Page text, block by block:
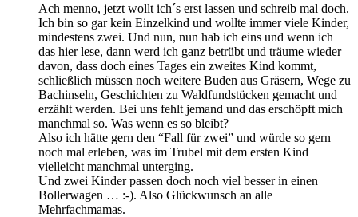
Ach menno, jetzt wollt ich´s erst lassen und schreib mal doch.
Ich bin so gar kein Einzelkind und wollte immer viele Kinder,
mindestens zwei. Und nun, nun hab ich eins und wenn ich
das hier lese, dann werd ich ganz betrübt und träume wieder
davon, dass doch eines Tages ein zweites Kind kommt,
schließlich müssen noch weitere Buden aus Gräsern, Wege zu
Bachinseln, Geschichten zu Waldfundstücken gemacht und
erzählt werden. Bei uns fehlt jemand und das erschöpft mich
manchmal so. Was wenn es so bleibt?
Also ich hätte gern den “Fall für zwei” und würde so gern
noch mal erleben, was im Trubel mit dem ersten Kind
vielleicht manchmal unterging.
Und zwei Kinder passen doch noch viel besser in einen
Bollerwagen … :-). Also Glückwunsch an alle
Mehrfachmamas.